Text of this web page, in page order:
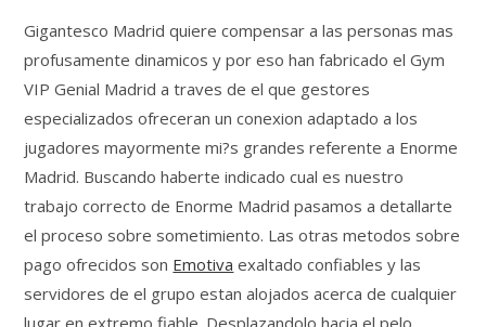
Gigantesco Madrid quiere compensar a las personas mas
profusamente dinamicos y por eso han fabricado el Gym
VIP Genial Madrid a traves de el que gestores
especializados ofreceran un conexion adaptado a los
jugadores mayormente mi?s grandes referente a Enorme
Madrid. Buscando haberte indicado cual es nuestro
trabajo correcto de Enorme Madrid pasamos a detallarte
el proceso sobre sometimiento. Las otras metodos sobre
pago ofrecidos son Emotiva exaltado confiables y las
servidores de el grupo estan alojados acerca de cualquier
lugar en extremo fiable. Desplazandolo hacia el pelo